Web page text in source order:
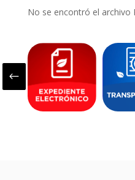
No se encontró el archivo
#